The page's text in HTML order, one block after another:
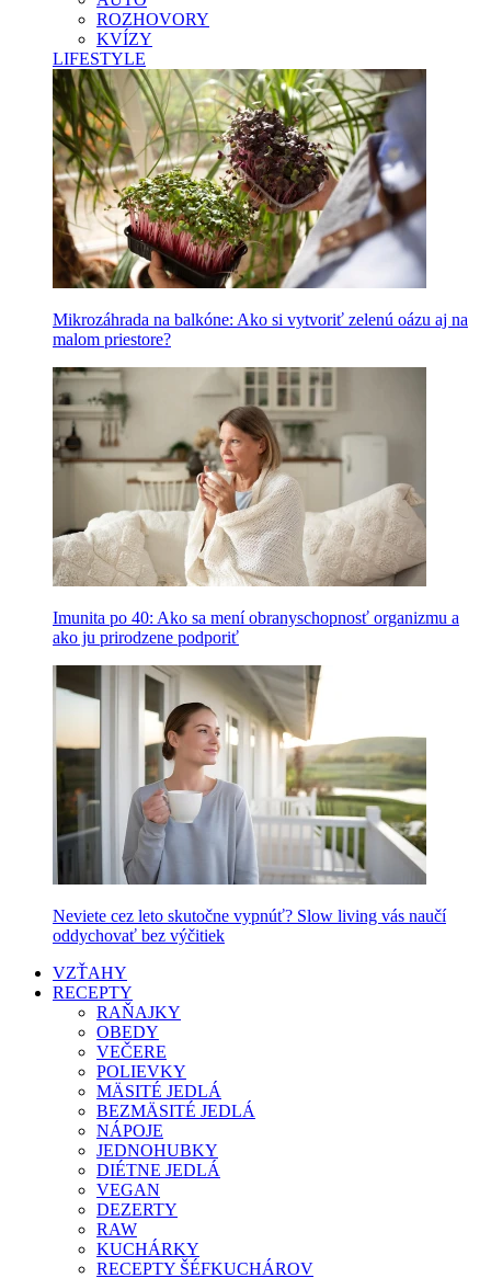
ROZHOVORY
KVÍZY
LIFESTYLE
Mikrozáhrada na balkóne: Ako si vytvoriť zelenú oázu aj na
malom priestore?
Imunita po 40: Ako sa mení obranyschopnosť organizmu a
ako ju prirodzene podporiť
Neviete cez leto skutočne vypnúť? Slow living vás naučí
oddychovať bez výčitiek
VZŤAHY
RECEPTY
RAŇAJKY
OBEDY
VEČERE
POLIEVKY
MÄSITÉ JEDLÁ
BEZMÄSITÉ JEDLÁ
NÁPOJE
JEDNOHUBKY
DIÉTNE JEDLÁ
VEGAN
DEZERTY
RAW
KUCHÁRKY
RECEPTY ŠÉFKUCHÁROV